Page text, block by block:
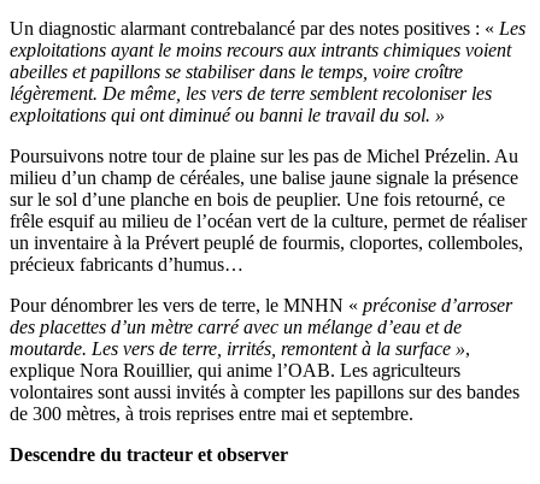
Un diagnostic alarmant contrebalancé par des notes positives : « Les
exploitations ayant le moins recours aux intrants chimiques voient
abeilles et papillons se stabiliser dans le temps, voire croître
légèrement. De même, les vers de terre semblent recoloniser les
exploitations qui ont diminué ou banni le travail du sol. »
Poursuivons notre tour de plaine sur les pas de Michel Prézelin. Au
milieu d’un champ de céréales, une balise jaune signale la présence
sur le sol d’une planche en bois de peuplier. Une fois retourné, ce
frêle esquif au milieu de l’océan vert de la culture, permet de réaliser
un inventaire à la Prévert peuplé de fourmis, cloportes, collemboles,
précieux fabricants d’humus…
Pour dénombrer les vers de terre, le MNHN « préconise d’arroser
des placettes d’un mètre carré avec un mélange d’eau et de
moutarde. Les vers de terre, irrités, remontent à la surface​ »,
explique Nora Rouillier, qui anime l’OAB. Les agriculteurs
volontaires sont aussi invités à compter les papillons sur des bandes
de 300 mètres, à trois reprises entre mai et septembre.
Descendre du tracteur et observer